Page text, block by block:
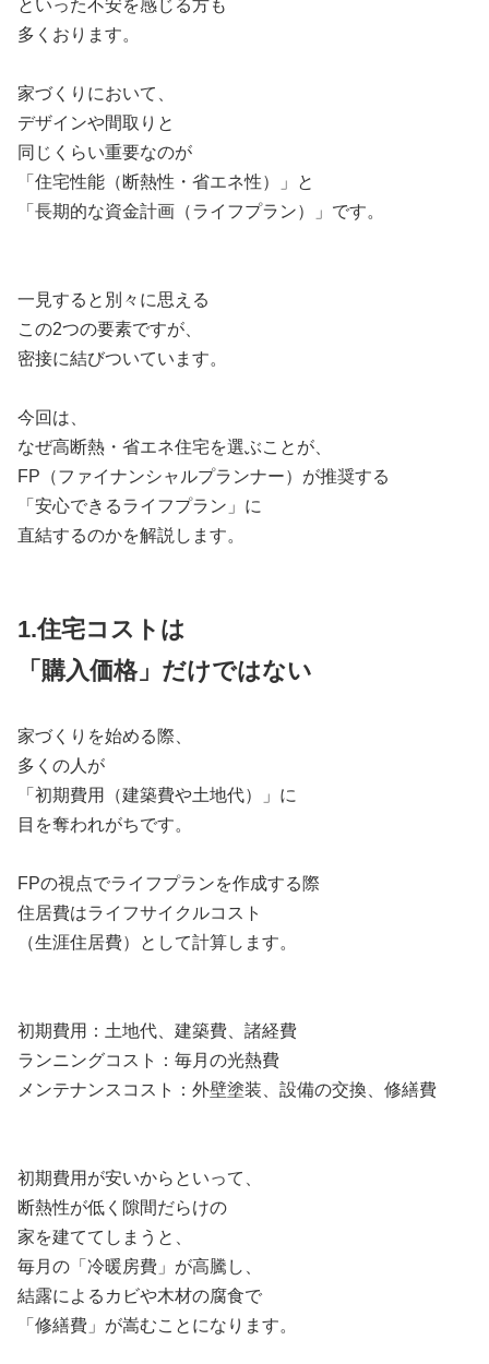
といった不安を感じる方も
多くおります。
家づくりにおいて、
デザインや間取りと
同じくらい重要なのが
「住宅性能（断熱性・省エネ性）」と
「長期的な資金計画（ライフプラン）」です。
一見すると別々に思える
この2つの要素ですが、
密接に結びついています。
今回は、
なぜ高断熱・省エネ住宅を選ぶことが、
FP（ファイナンシャルプランナー）が推奨する
「安心できるライフプラン」に
直結するのかを解説します。
1.住宅コストは
「購入価格」だけではない
家づくりを始める際、
多くの人が
「初期費用（建築費や土地代）」に
目を奪われがちです。
FPの視点でライフプランを作成する際
住居費はライフサイクルコスト
（生涯住居費）として計算します。
初期費用：土地代、建築費、諸経費
ランニングコスト：毎月の光熱費
メンテナンスコスト：外壁塗装、設備の交換、修繕費
初期費用が安いからといって、
断熱性が低く隙間だらけの
家を建ててしまうと、
毎月の「冷暖房費」が高騰し、
結露によるカビや木材の腐食で
「修繕費」が嵩むことになります。